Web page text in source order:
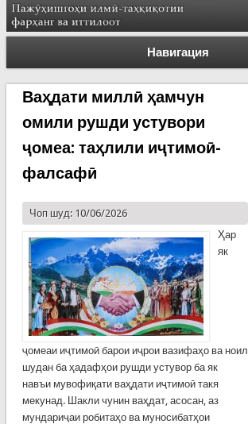
Навигация
Ваҳдати миллӣ ҳамчун
омили рушди устувори
ҷомеа: таҳлили иҷтимоӣ-
фалсафӣ
Чоп шуд: 10/06/2026
Ҳар
як
ҷомеаи иҷтимоӣ барои иҷрои вазифаҳо ва ноил
шудан ба ҳадафҳои рушди устувор ба як
навъи мувофиқати ваҳдати иҷтимоӣ такя
мекунад. Шакли чунин ваҳдат, асосан, аз
мундариҷаи робитаҳо ва муносибатҳои